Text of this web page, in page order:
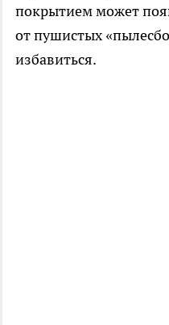
покрытием может
от пушистых
избавиться.